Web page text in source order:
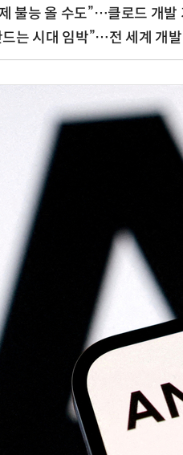
불능 올 수도”…클로드 개발
드는 시대 임박”…전 세계 개